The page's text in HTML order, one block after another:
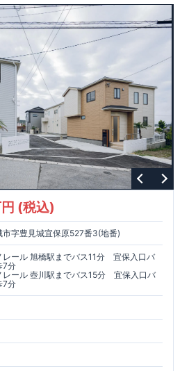
(税込)
市字豊見城宜保原527番3(地番)
レール 旭橋駅までバス11分 宜保入口バ
7分
レール 壺川駅までバス15分 宜保入口バ
7分